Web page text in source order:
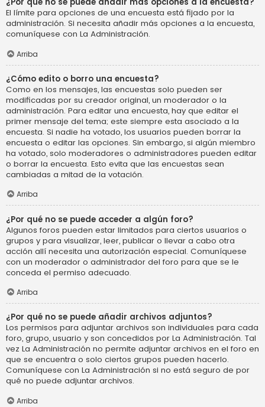
El límite para opciones de una encuesta está fijado por la
administración. Si necesita añadir más opciones a la encuesta,
comuníquese con La Administración.
Arriba
¿Cómo edito o borro una encuesta?
Como en los mensajes, las encuestas solo pueden ser
modificadas por su creador original, un moderador o la
administración. Para editar una encuesta, hay que editar el
primer mensaje del tema; este siempre esta asociado a la
encuesta. Si nadie ha votado, los usuarios pueden borrar la
encuesta o editar las opciones. Sin embargo, si algún miembro
ha votado, solo moderadores o administradores pueden editar
o borrar la encuesta. Esto evita que las encuestas sean
cambiadas a mitad de la votación.
Arriba
¿Por qué no se puede acceder a algún foro?
Algunos foros pueden estar limitados para ciertos usuarios o
grupos y para visualizar, leer, publicar o llevar a cabo otra
acción allí necesita una autorización especial. Comuníquese
con un moderador o administrador del foro para que se le
conceda el permiso adecuado.
Arriba
¿Por qué no se puede añadir archivos adjuntos?
Los permisos para adjuntar archivos son individuales para cada
foro, grupo, usuario y son concedidos por La Administración. Tal
vez La Administración no permite adjuntar archivos en el foro en
que se encuentra o solo ciertos grupos pueden hacerlo.
Comuníquese con La Administración si no está seguro de por
qué no puede adjuntar archivos.
Arriba